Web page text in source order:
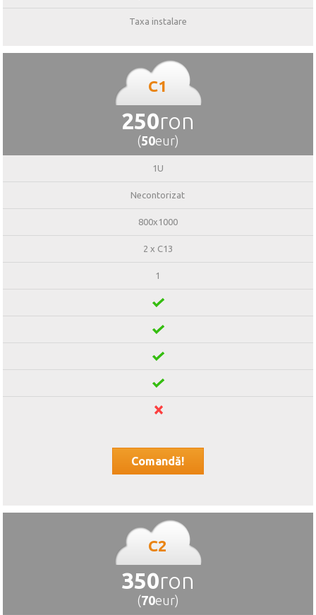
Taxa instalare
C1
250ron
(50eur)
1U
Necontorizat
800x1000
2 x C13
1
Comandă!
C2
350ron
(70eur)